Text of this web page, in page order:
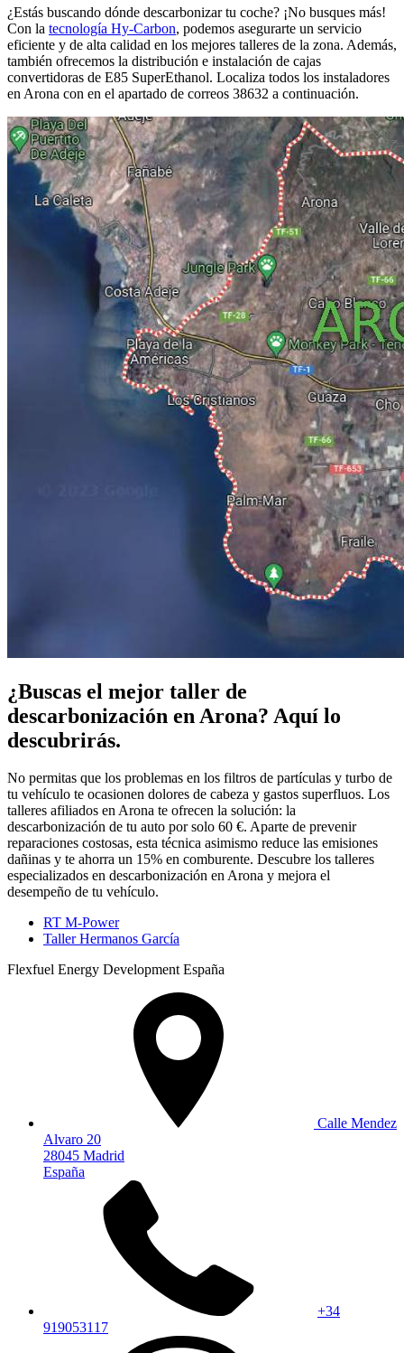
¿Estás buscando dónde descarbonizar tu coche? ¡No busques más!
Con la tecnología Hy-Carbon, podemos asegurarte un servicio
eficiente y de alta calidad en los mejores talleres de la zona. Además,
también ofrecemos la distribución e instalación de cajas
convertidoras de E85 SuperEthanol. Localiza todos los instaladores
en Arona con en el apartado de correos 38632 a continuación.
¿Buscas el mejor taller de
descarbonización en Arona? Aquí lo
descubrirás.
No permitas que los problemas en los filtros de partículas y turbo de
tu vehículo te ocasionen dolores de cabeza y gastos superfluos. Los
talleres afiliados en Arona te ofrecen la solución: la
descarbonización de tu auto por solo 60 €. Aparte de prevenir
reparaciones costosas, esta técnica asimismo reduce las emisiones
dañinas y te ahorra un 15% en comburente. Descubre los talleres
especializados en descarbonización en Arona y mejora el
desempeño de tu vehículo.
RT M-Power
Taller Hermanos García
Flexfuel Energy Development España
Calle Mendez
Alvaro 20
28045 Madrid
España
+34
919053117